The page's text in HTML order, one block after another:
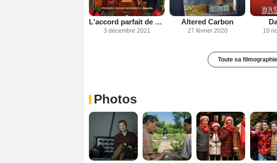
L'accord parfait de Noël
3 décembre 2021
Altered Carbon
27 février 2020 10
Toute sa filmographie
Photos